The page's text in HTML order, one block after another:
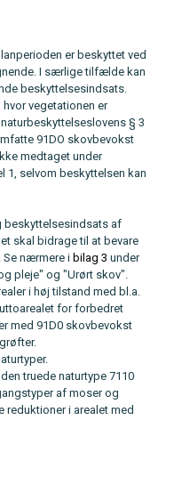
er beskyttet ved
I særlige tilfælde kan
beskyttelsesindsats.
vegetationen er
§ 3
91DO skovbevokst
medtaget under
1, selvom beskyttelsen kan
beskyttelsesindsats af
skal bidrage til at bevare
nærmere i bilag 3 under
pleje" og "Urørt skov".
i høj tilstand med bl.a.
for forbedret
med 91D0 skovbevokst
truede naturtype 7110
af moser og
i arealet med